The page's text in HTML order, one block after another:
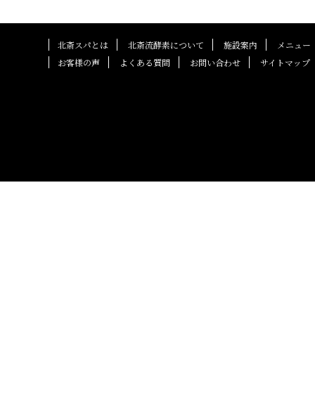
北斎スパとは 北斎流酵素について 施設案内
メニュー
お客様の声
よくある質問 お問い合わせ サイトマップ